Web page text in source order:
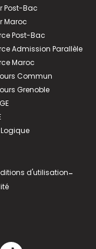
Post-Bac
Maroc
Post-Bac
Admission Parallèle
Maroc
Commun
Grenoble
d'utilisation-